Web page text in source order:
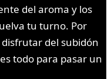
del aroma y los
tu turno. Por
del subidón
todo para pasar un